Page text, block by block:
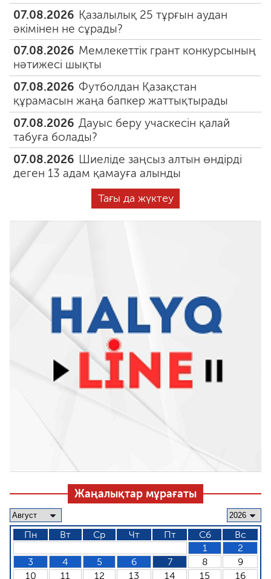
07.08.2026 Қазалылық 25 тұрғын аудан
әкімінен не сұрады?
07.08.2026 Мемлекеттік грант конкурсының
нәтижесі шықты
07.08.2026 Футболдан Қазақстан
құрамасын жаңа бапкер жаттықтырады
07.08.2026 Дауыс беру учаскесін қалай
табуға болады?
07.08.2026 Шиеліде заңсыз алтын өндірді
деген 13 адам қамауға алынды
Тағы да жүктеу
Жаңалықтар мұрағаты
Пн Вт Ср Чт Пт Сб
Вс
1
2
3
4 5 6 7 8
9
10
11 12 13 14 15
16